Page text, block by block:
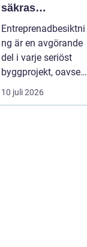
säkras
kvaliteten i
byggprojekt
Entreprenadbesiktni
ng är en avgörande
del i varje seriöst
byggprojekt, oavsett
om det handlar om
en ...
10 juli 2026